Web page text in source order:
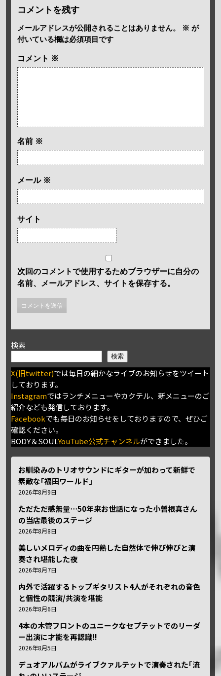
コメントを残す
メールアドレスが公開されることはありません。 ※ が
付いている欄は必須項目です
コメント ※
名前 ※
メール ※
サイト
次回のコメントで使用するためブラウザーに自分の
名前、メールアドレス、サイトを保存する。
検索
検索
X(旧twitter)では毎日の細かなライブのお知らせをツイート
しております。
Instagramではランチメニューやカクテル、新メニューのご
紹介なども発信しております。
Facebookでも毎日のお知らせをしておりますので、ぜひご
確認ください。
BODY＆SOULYouTube公式チャンネルができました。
お馴染みのトリオサウンドにギターが加わって新鮮で
素敵な｢福田ワールド｣
2026年8月9日
ただただ感無量⋯50年来お世話になった小曽根真さん
の当店最後のステージ
2026年8月8日
美しいメロディの曲を円熟した自然体で伸び伸びと演
奏され堪能した夜
2026年8月7日
内外で活躍するトップギタリスト4人がそれぞれの音色
と個性の競演/共演を堪能
2026年8月6日
4本の木管フロントのユニークなセプテットでのリーダ
ー出演に才能を再認識!!
2026年8月5日
デュオアルバムがライブクァルテットで演奏された｢流